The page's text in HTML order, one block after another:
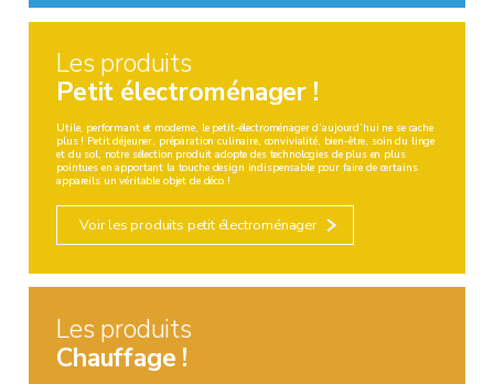
Les produits
Petit électroménager !
Utile, performant et moderne, le petit-électroménager d’aujourd’hui ne se cache
plus ! Petit déjeuner, préparation culinaire, convivialité, bien-être, soin du linge
et du sol, notre sélection produit adopte des technologies de plus en plus
pointues en apportant la touche design indispensable pour faire de certains
appareils un véritable objet de déco !
Voir les produits petit électroménager
Les produits
Chauffage !